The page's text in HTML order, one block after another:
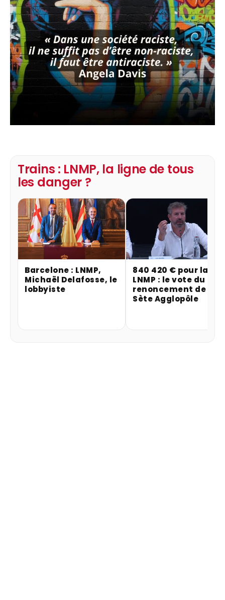
Trains : LNMP, la ligne de tous
les danger ?
Barcelone : LNMP,
Michaël Delafosse, le
lobbyiste
840 420 € pour la
LNMP : le vote du
renoncement de
Sète Agglopôle